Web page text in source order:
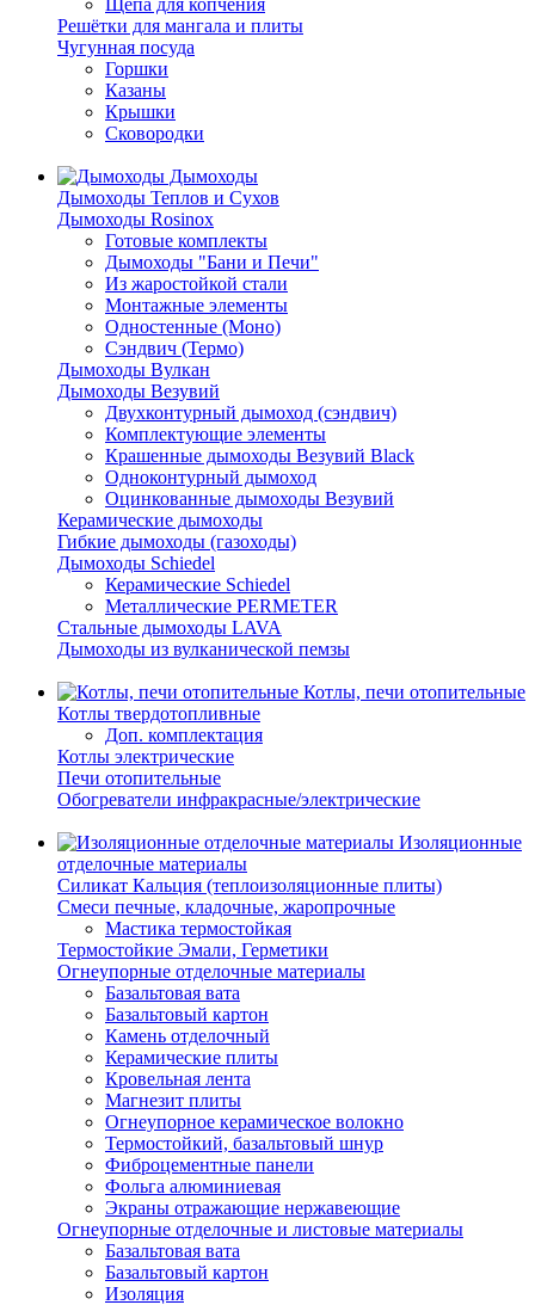
Щепа для копчения
Решётки для мангала и плиты
Чугунная посуда
Горшки
Казаны
Крышки
Сковородки
Дымоходы
Дымоходы Теплов и Сухов
Дымоходы Rosinox
Готовые комплекты
Дымоходы "Бани и Печи"
Из жаростойкой стали
Монтажные элементы
Одностенные (Моно)
Сэндвич (Термо)
Дымоходы Вулкан
Дымоходы Везувий
Двухконтурный дымоход (сэндвич)
Комплектующие элементы
Крашенные дымоходы Везувий Black
Одноконтурный дымоход
Оцинкованные дымоходы Везувий
Керамические дымоходы
Гибкие дымоходы (газоходы)
Дымоходы Schiedel
Керамические Schiedel
Металлические PERMETER
Стальные дымоходы LAVA
Дымоходы из вулканической пемзы
Котлы, печи отопительные
Котлы твердотопливные
Доп. комплектация
Котлы электрические
Печи отопительные
Обогреватели инфракрасные/электрические
Изоляционные
отделочные материалы
Силикат Кальция (теплоизоляционные плиты)
Смеси печные, кладочные, жаропрочные
Мастика термостойкая
Термостойкие Эмали, Герметики
Огнеупорные отделочные материалы
Базальтовая вата
Базальтовый картон
Камень отделочный
Керамические плиты
Кровельная лента
Магнезит плиты
Огнеупорное керамическое волокно
Термостойкий, базальтовый шнур
Фиброцементные панели
Фольга алюминиевая
Экраны отражающие нержавеющие
Огнеупорные отделочные и листовые материалы
Базальтовая вата
Базальтовый картон
Изоляция